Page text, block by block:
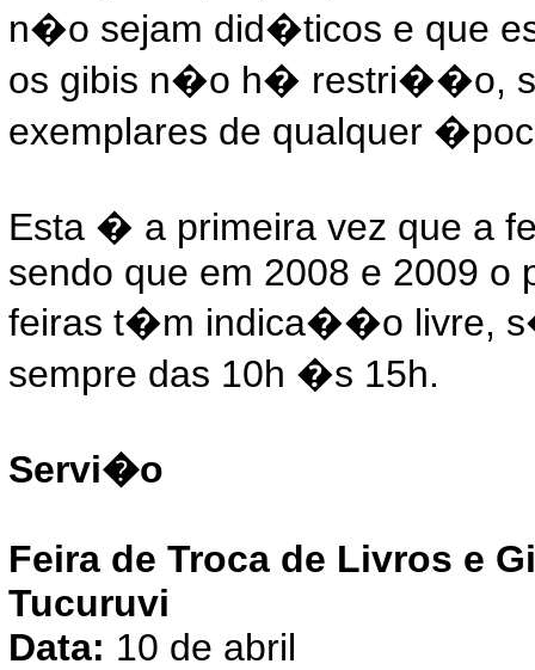
n�o sejam did�ticos e que
os gibis n�o h� restri��o,
exemplares de qualquer
Esta � a primeira vez que a
sendo que em 2008 e 2009 o
feiras t�m indica��o livre,
sempre das 10h �s 15h.
Servi�o
Feira de Troca de Livros e
Tucuruvi
Data: 10 de abril